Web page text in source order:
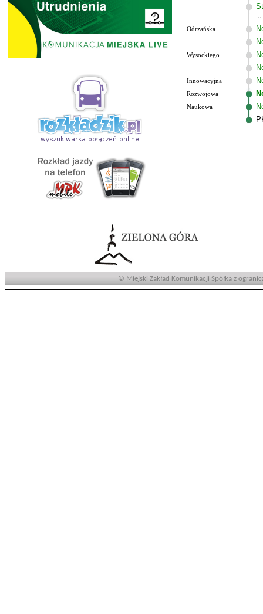
Odrzańska
Wysockiego
Innowacyjna
Rozwojowa
Naukowa
© Miejski Zakład Komunikacji Spółka z